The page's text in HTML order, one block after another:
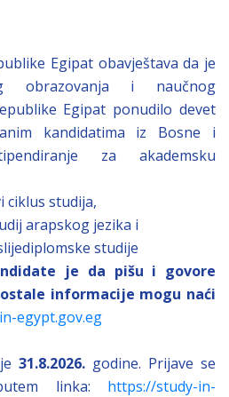
Egipat obavještava da je
obrazovanja i naučnog
Egipat ponudilo devet
kandidatima iz Bosne i
za akademsku
ciklus studija,
arapskog jezika i
studije
je da pišu i govore
informacije mogu naći
egypt.gov.eg
31.8.2026. godine. Prijave se
linka: https://study-in-